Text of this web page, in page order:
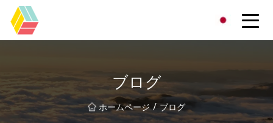
ブログ
ホームページ / ブログ